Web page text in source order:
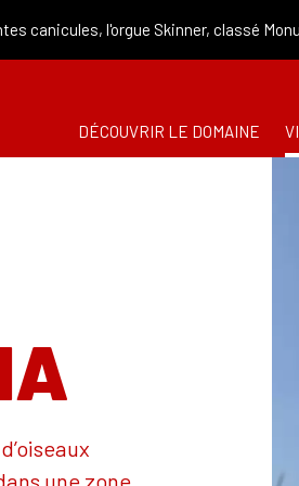
l'orgue Skinner, classé
DÉCOUVRIR LE DOMAINE